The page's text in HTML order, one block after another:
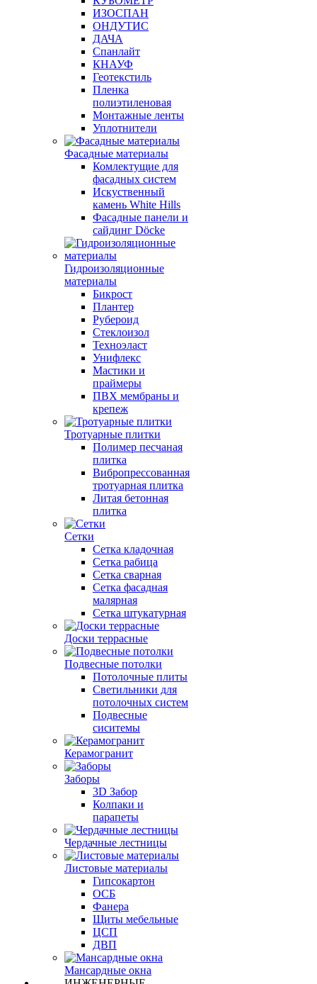
ИЗОСПАН
ОНДУТИС
ДАЧА
Спанлайт
КНАУФ
Геотекстиль
Пленка
полиэтиленовая
Монтажные ленты
Уплотнители
Фасадные материалы
Комлектущие для
фасадных систем
Искуственный
камень White Hills
Фасадные панели и
сайдинг Döcke
Гидроизоляционные
материалы
Бикрост
Плантер
Рубероид
Стеклоизол
Техноэласт
Унифлекс
Мастики и
праймеры
ПВХ мембраны и
крепеж
Тротуарные плитки
Полимер песчаная
плитка
Вибропрессованная
тротуарная плитка
Литая бетонная
плитка
Сетки
Сетка кладочная
Сетка рабица
Сетка сварная
Сетка фасадная
малярная
Сетка штукатурная
Доски террасные
Подвесные потолки
Потолочные плиты
Светильники для
потолочных систем
Подвесные
сиситемы
Керамогранит
Заборы
3D Забор
Колпаки и
парапеты
Чердачные лестницы
Листовые материалы
Гипсокартон
ОСБ
Фанера
Щиты мебельные
ЦСП
ДВП
Мансардные окна